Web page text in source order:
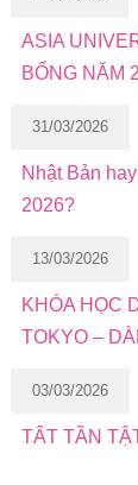
ASIA
BỔNG NĂM
31/03/2026
Nhật Bản
2026?
13/03/2026
KHÓA HỌC
TOKYO –
03/03/2026
TẤT TẦN